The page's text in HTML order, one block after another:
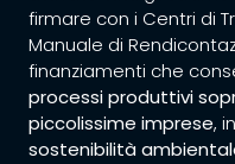
firmare con i Centri di
Manuale di
finanziamenti che
processi produttivi
piccolissime imprese,
sostenibilità